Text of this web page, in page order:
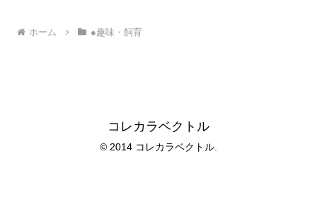
ホーム ●趣味・飼育
コレカラベクトル
© 2014 コレカラベクトル.